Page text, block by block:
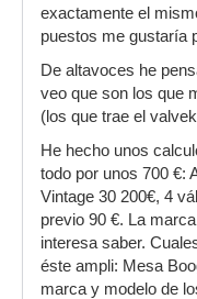
exactamente el
puestos me gustaría
De altavoces he
veo que son los que
(los que trae el
He hecho unos
todo por unos 700 €:
Vintage 30 200€, 4
previo 90 €. La
interesa saber.
éste ampli: Mesa
marca y modelo de